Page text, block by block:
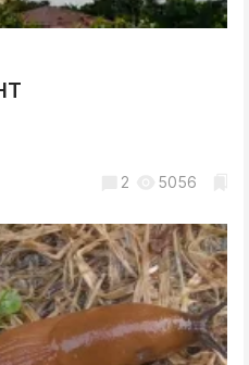
2 5056